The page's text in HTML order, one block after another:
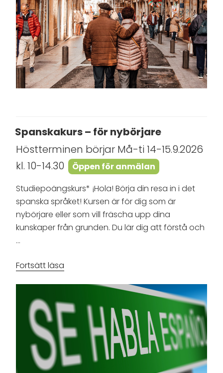
Spanskakurs – för nybörjare
Höstterminen börjar Må-ti 14-15.9.2026
kl. 10-14.30
Öppen för anmälan
Studiepoängskurs* ¡Hola! Börja din resa in i det
spanska språket! Kursen är för dig som är
nybörjare eller som vill fräscha upp dina
kunskaper från grunden. Du lär dig att förstå och
…
Fortsätt läsa
nybörjare”